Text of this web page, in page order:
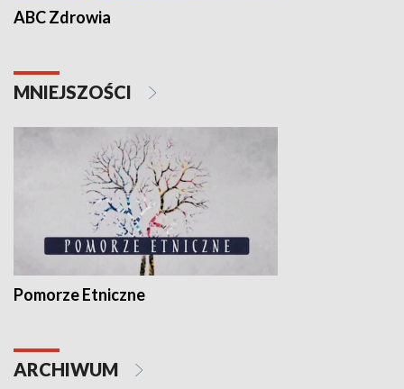
ABC Zdrowia
MNIEJSZOŚCI
Pomorze Etniczne
ARCHIWUM